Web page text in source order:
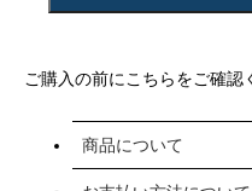
ご購入の前にこちらをご確認
商品について